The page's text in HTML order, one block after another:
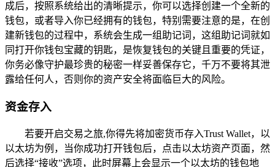
成后，按照系统给出的清晰提示，你可以选择创建一个全新的
钱包，或者导入你已经拥有的钱包，特别需要注意的是，在创
建新钱包的过程中，系统会生成一组助记词，这组助记词就如
同打开你钱包宝藏的钥匙，是恢复钱包的关键且重要的凭证，
你务必像守护最珍贵的秘密一样妥善保存它，千万不要将其泄
露给任何人，否则你的资产安全将面临巨大的风险。
资金存入
若要开启交易之旅,你得先将加密货币存入Trust Wallet，以
以太坊为例，当你成功打开钱包后，点击以太坊资产页面，然
后选择“接收”选项，此时屏幕上会显示一个以太坊的钱包地